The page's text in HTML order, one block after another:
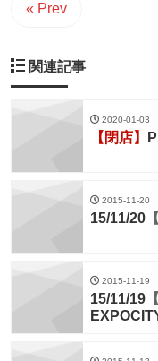
« Prev
関連記事
2020-01-03
【閉店】
2015-11-20
15/11/20
2015-11-19
15/11/19